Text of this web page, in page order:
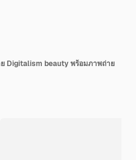
Digitalism beauty พร้อมภาพถ่าย